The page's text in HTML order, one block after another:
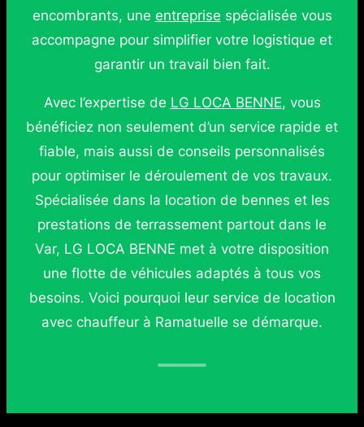
encombrants, une entreprise spécialisée vous
accompagne pour simplifier votre logistique et
garantir un travail bien fait.
Avec l’expertise de LG LOCA BENNE, vous
bénéficiez non seulement d’un service rapide et
fiable, mais aussi de conseils personnalisés
pour optimiser le déroulement de vos travaux.
Spécialisée dans la location de bennes et les
prestations de terrassement partout dans le
Var, LG LOCA BENNE met à votre disposition
une flotte de véhicules adaptés à tous vos
besoins. Voici pourquoi leur service de location
avec chauffeur à Ramatuelle se démarque.